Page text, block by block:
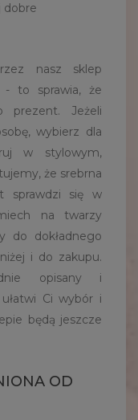
dobre
nasz sklep
to sprawia, że
prezent. Jeżeli
wybierz dla
w stylowym,
że srebrna
sprawdzi się w
na twarzy
do dokładnego
i do zakupu.
opisany i
Ci wybór i
będą jeszcze
OD